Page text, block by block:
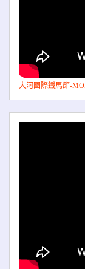
大河國際鐵馬節-